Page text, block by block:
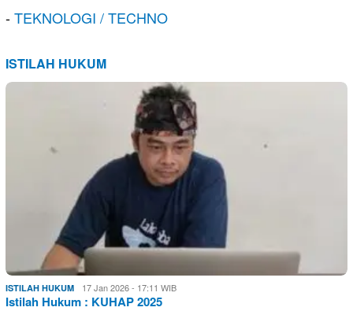
-TEKNOLOGI / TECHNO
ISTILAH HUKUM
ISTILAH HUKUM 17 Jan 2026 - 17:11 WIB
Istilah Hukum : KUHAP 2025